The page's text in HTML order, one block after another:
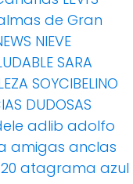
de Gran
NIEVE
SARA
SOYCIBELINO
DUDOSAS
adlib adolfo
amigas anclas
atagrama azul